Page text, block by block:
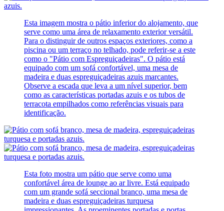
Esta imagem mostra o pátio inferior do alojamento, que
serve como uma área de relaxamento exterior versátil.
Para o distinguir de outros espaços exteriores, como a
piscina ou um terraço no telhado, pode referir-se a este
como o "Pátio com Espreguiçadeiras". O pátio está
equipado com um sofá confortável, uma mesa de
madeira e duas espreguiçadeiras azuis marcantes.
Observe a escada que leva a um nível superior, bem
como as características portadas azuis e os tubos de
terracota empilhados como referências visuais para
identificação.
Esta foto mostra um pátio que serve como uma
confortável área de lounge ao ar livre. Está equipado
com um grande sofá seccional branco, uma mesa de
madeira e duas espreguiçadeiras turquesa